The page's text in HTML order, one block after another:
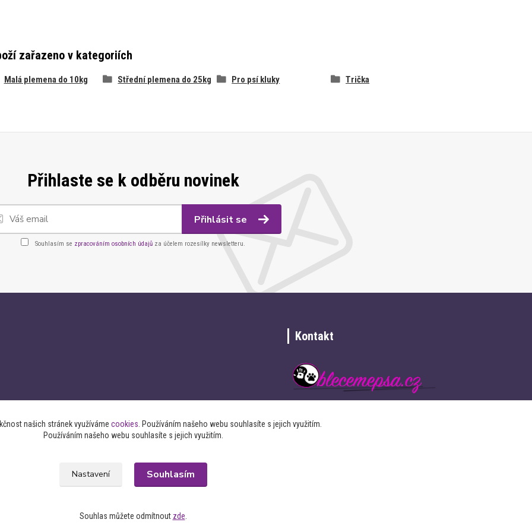
zařazeno v kategoriích
Malá plemena do 10kg Střední plemena do 25kg Pro psí kluky Trička
Přihlaste se k odběru novinek
Přihlásit se
Souhlasím se zpracováním osobních údajů za účelem rozesílky newsletteru.
Kontakt
našich stránek využíváme cookies . Používáním našeho webu souhlasíte s jejich využitím.
Používáním našeho webu souhlasíte s jejich využitím.
Nastavení Souhlasím
Souhlas můžete odmítnout zde